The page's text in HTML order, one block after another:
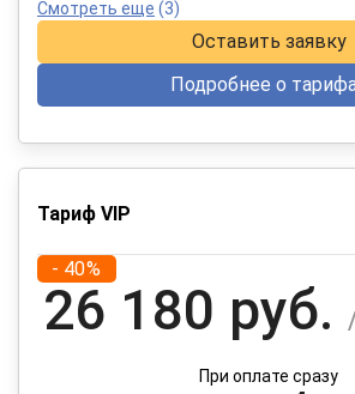
Смотреть еще (3)
Оставить заявку
Подробнее о
Тариф VIP
- 40%
26 180 руб.
При оплате сразу